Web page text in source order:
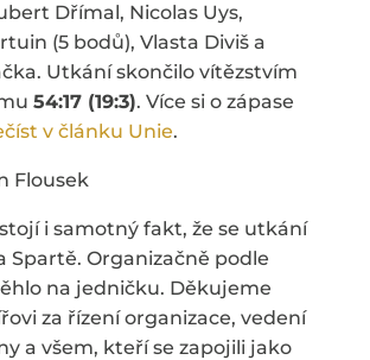
Dřímal, Nicolas Uys,
(5 bodů), Vlasta Diviš a
Utkání skončilo vítězstvím
54:17 (19:3). Více si o zápase
v článku Unie.
Flousek
i samotný fakt, že se utkání
Spartě. Organizačně podle
na jedničku. Děkujeme
za řízení organizace, vedení
a všem, kteří se zapojili jako